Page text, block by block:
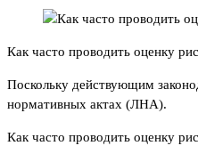
Как часто проводить оценку
Поскольку действующим
нормативных актах (ЛНА).
Как часто проводить оценку